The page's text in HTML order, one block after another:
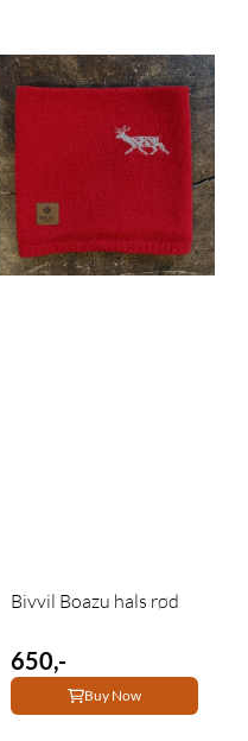
Bivvil Boazu hals rød
650,-
Buy Now